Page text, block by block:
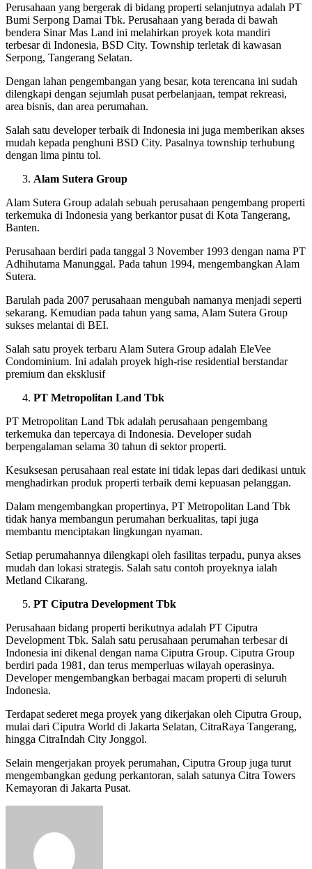
Perusahaan yang bergerak di bidang properti selanjutnya adalah PT
Bumi Serpong Damai Tbk. Perusahaan yang berada di bawah
bendera Sinar Mas Land ini melahirkan proyek kota mandiri
terbesar di Indonesia, BSD City. Township terletak di kawasan
Serpong, Tangerang Selatan.
Dengan lahan pengembangan yang besar, kota terencana ini sudah
dilengkapi dengan sejumlah pusat perbelanjaan, tempat rekreasi,
area bisnis, dan area perumahan.
Salah satu developer terbaik di Indonesia ini juga memberikan akses
mudah kepada penghuni BSD City. Pasalnya township terhubung
dengan lima pintu tol.
Alam Sutera Group
Alam Sutera Group adalah sebuah perusahaan pengembang properti
terkemuka di Indonesia yang berkantor pusat di Kota Tangerang,
Banten.
Perusahaan berdiri pada tanggal 3 November 1993 dengan nama PT
Adhihutama Manunggal. Pada tahun 1994, mengembangkan Alam
Sutera.
Barulah pada 2007 perusahaan mengubah namanya menjadi seperti
sekarang. Kemudian pada tahun yang sama, Alam Sutera Group
sukses melantai di BEI.
Salah satu proyek terbaru Alam Sutera Group adalah EleVee
Condominium. Ini adalah proyek high-rise residential berstandar
premium dan eksklusif
PT Metropolitan Land Tbk
PT Metropolitan Land Tbk adalah perusahaan pengembang
terkemuka dan tepercaya di Indonesia. Developer sudah
berpengalaman selama 30 tahun di sektor properti.
Kesuksesan perusahaan real estate ini tidak lepas dari dedikasi untuk
menghadirkan produk properti terbaik demi kepuasan pelanggan.
Dalam mengembangkan propertinya, PT Metropolitan Land Tbk
tidak hanya membangun perumahan berkualitas, tapi juga
membantu menciptakan lingkungan nyaman.
Setiap perumahannya dilengkapi oleh fasilitas terpadu, punya akses
mudah dan lokasi strategis. Salah satu contoh proyeknya ialah
Metland Cikarang.
PT Ciputra Development Tbk
Perusahaan bidang properti berikutnya adalah PT Ciputra
Development Tbk. Salah satu perusahaan perumahan terbesar di
Indonesia ini dikenal dengan nama Ciputra Group. Ciputra Group
berdiri pada 1981, dan terus memperluas wilayah operasinya.
Developer mengembangkan berbagai macam properti di seluruh
Indonesia.
Terdapat sederet mega proyek yang dikerjakan oleh Ciputra Group,
mulai dari Ciputra World di Jakarta Selatan, CitraRaya Tangerang,
hingga CitraIndah City Jonggol.
Selain mengerjakan proyek perumahan, Ciputra Group juga turut
mengembangkan gedung perkantoran, salah satunya Citra Towers
Kemayoran di Jakarta Pusat.